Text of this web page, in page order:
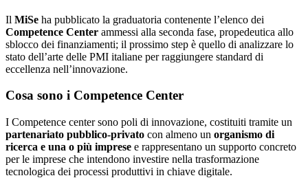
Il MiSe ha pubblicato la graduatoria contenente l’elenco dei
Competence Center ammessi alla seconda fase, propedeutica allo
sblocco dei finanziamenti; il prossimo step è quello di analizzare lo
stato dell’arte delle PMI italiane per raggiungere standard di
eccellenza nell’innovazione.
Cosa sono i Competence Center
I Competence center sono poli di innovazione, costituiti tramite un
partenariato pubblico-privato con almeno un organismo di
ricerca e una o più imprese e rappresentano un supporto concreto
per le imprese che intendono investire nella trasformazione
tecnologica dei processi produttivi in chiave digitale.